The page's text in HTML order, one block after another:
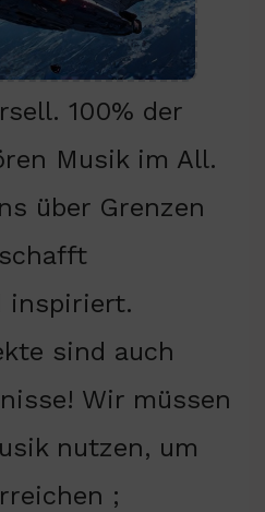
100% der
Musik im All.
über Grenzen
inspiriert.
sind auch
Wir müssen
nutzen, um
;